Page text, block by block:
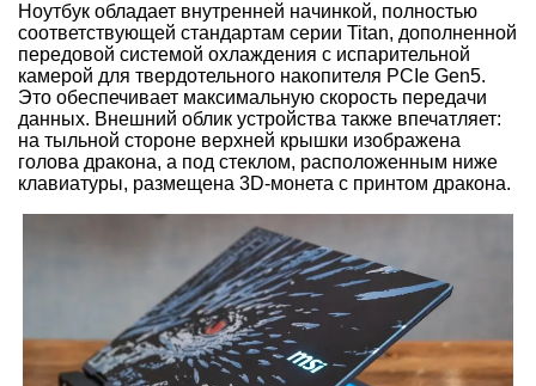
Ноутбук обладает внутренней начинкой, полностью
соответствующей стандартам серии Titan, дополненной
передовой системой охлаждения с испарительной
камерой для твердотельного накопителя PCIe Gen5.
Это обеспечивает максимальную скорость передачи
данных. Внешний облик устройства также впечатляет:
на тыльной стороне верхней крышки изображена
голова дракона, а под стеклом, расположенным ниже
клавиатуры, размещена 3D-монета с принтом дракона.